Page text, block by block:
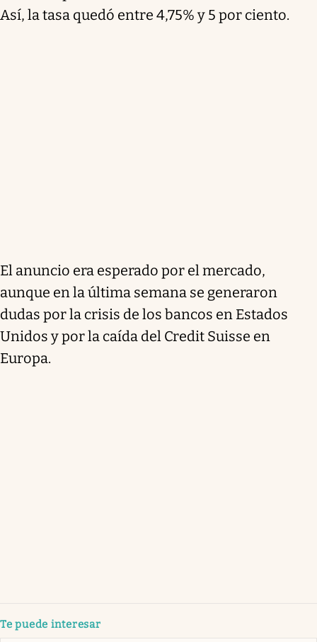
Así, la tasa quedó entre 4,75% y 5 por ciento.
El anuncio era esperado por el mercado,
aunque en la última semana se generaron
dudas por la crisis de los bancos en Estados
Unidos y por la caída del Credit Suisse en
Europa.
Te puede interesar